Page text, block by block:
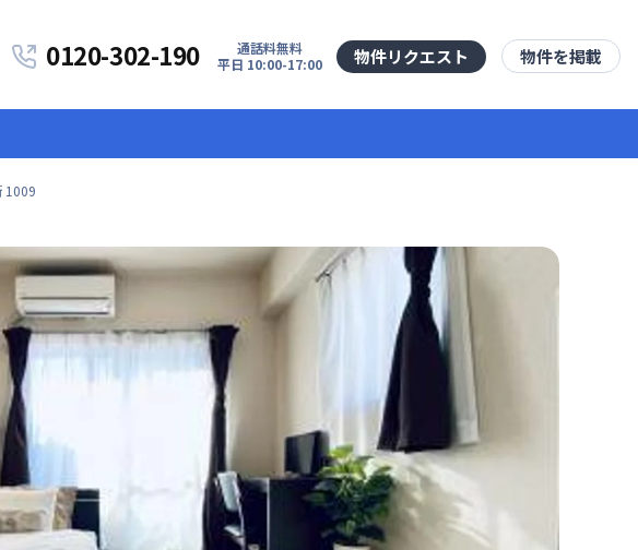
0120-302-190
通話料無料
平日 10:00-17:00
物件リクエスト 物件を掲載
1009